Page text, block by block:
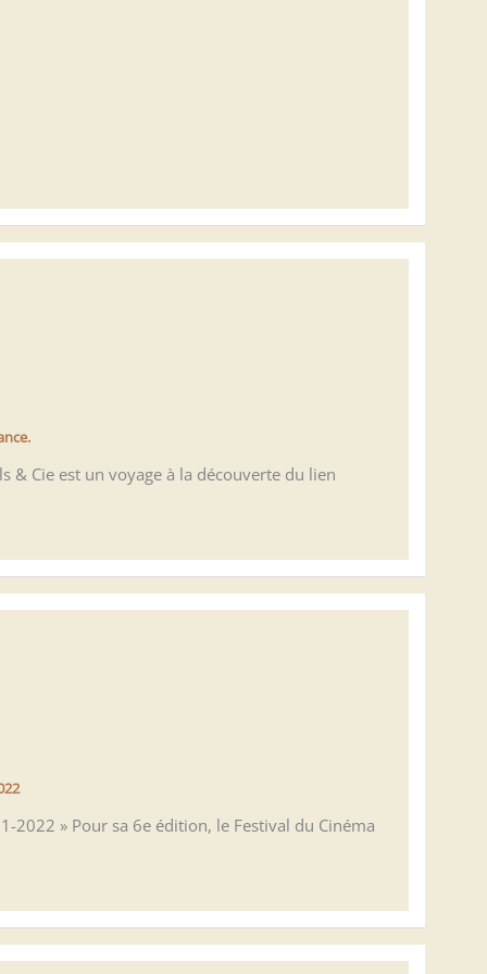
& Cie est un voyage à la découverte du lien
2022 » Pour sa 6e édition, le Festival du Cinéma